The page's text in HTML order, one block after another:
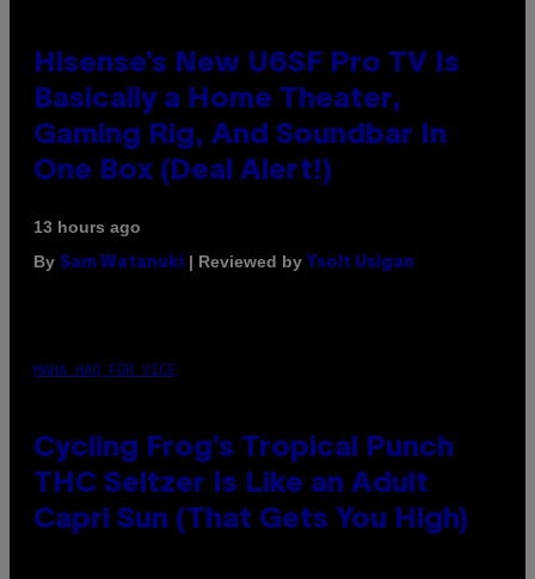
Hisense’s New U6SF Pro TV Is
Basically a Home Theater,
Gaming Rig, And Soundbar In
One Box (Deal Alert!)
13 hours ago
By Sam Watanuki | Reviewed by Ysolt Usigan
MAHA HAQ FOR VICE
Cycling Frog’s Tropical Punch
THC Seltzer Is Like an Adult
Capri Sun (That Gets You High)